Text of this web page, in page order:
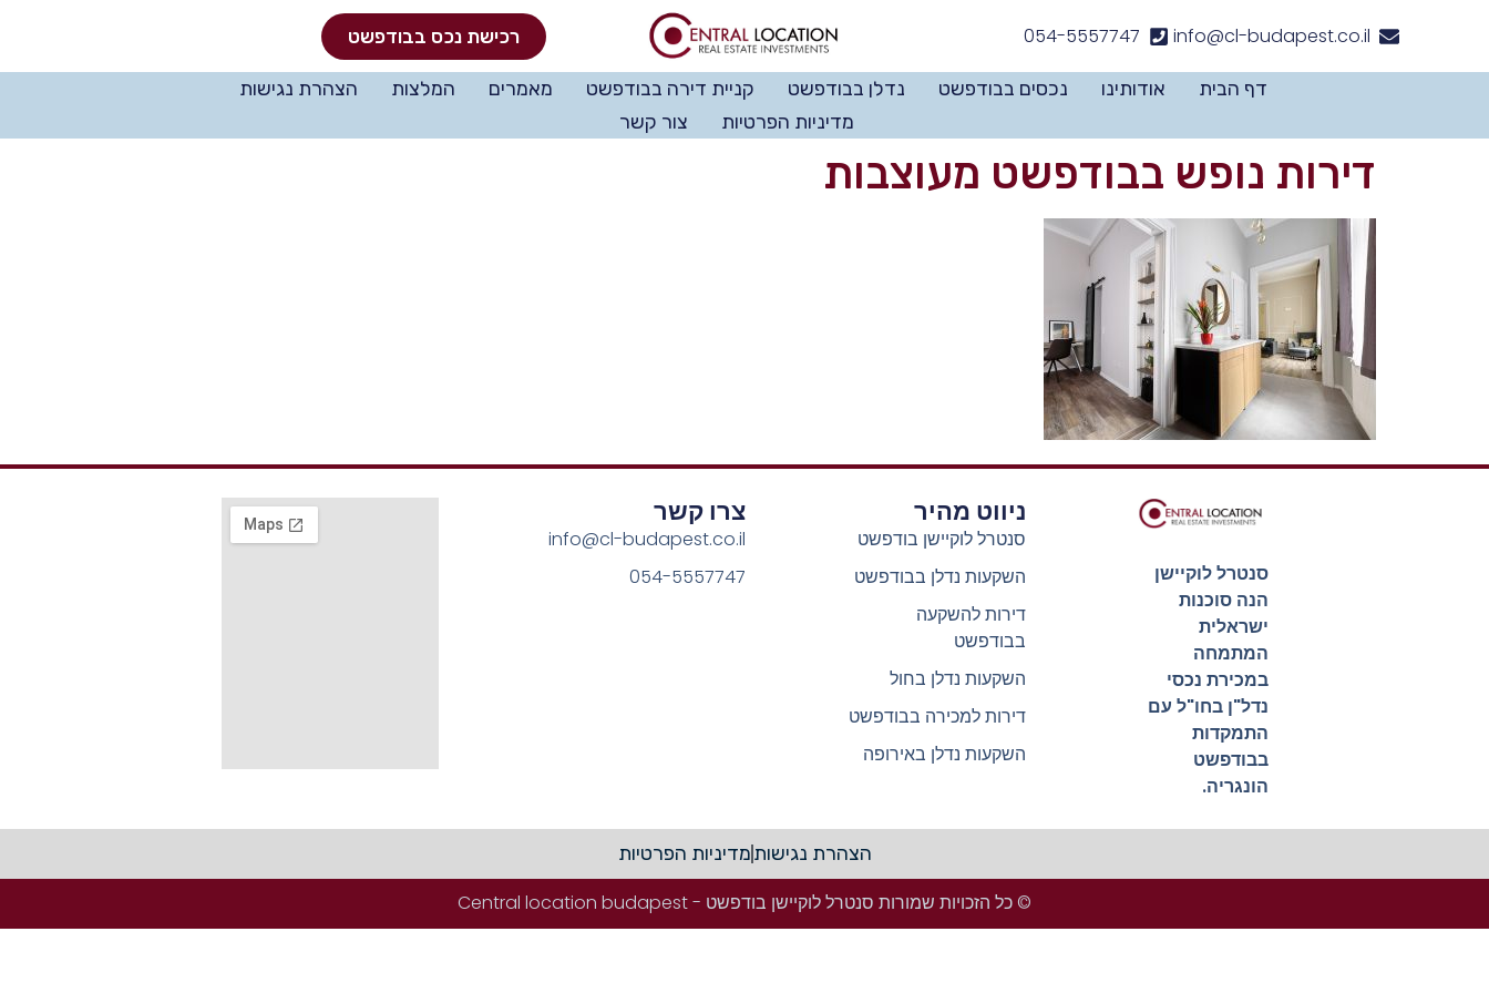
info@cl-budapest.co.il
054-5557747 רכישת נכס בבודפשט
דף הבית אודותינו נכסים בבודפשט נדלן בבודפשט קניית דירה בבודפשט מאמרים המלצות
הצהרת נגישות
מדיניות הפרטיות
צור קשר
דירות נופש בבודפשט מעוצבות
סנטרל לוקיישן
הנה סוכנות
ישראלית
המתמחה
במכירת נכסי
נדל"ן בחו"ל עם
התמקדות
בבודפשט
הונגריה.
ניווט מהיר
סנטרל לוקיישן בודפשט
השקעות נדלן בבודפשט
דירות להשקעה
בבודפשט
השקעות נדלן בחול
דירות למכירה בבודפשט
השקעות נדלן באירופה
צרו קשר
info@cl-budapest.co.il
054-5557747
הצהרת נגישותמדיניות הפרטיות
© כל הזכויות שמורות סנטרל לוקיישן בודפשט - Central location budapest